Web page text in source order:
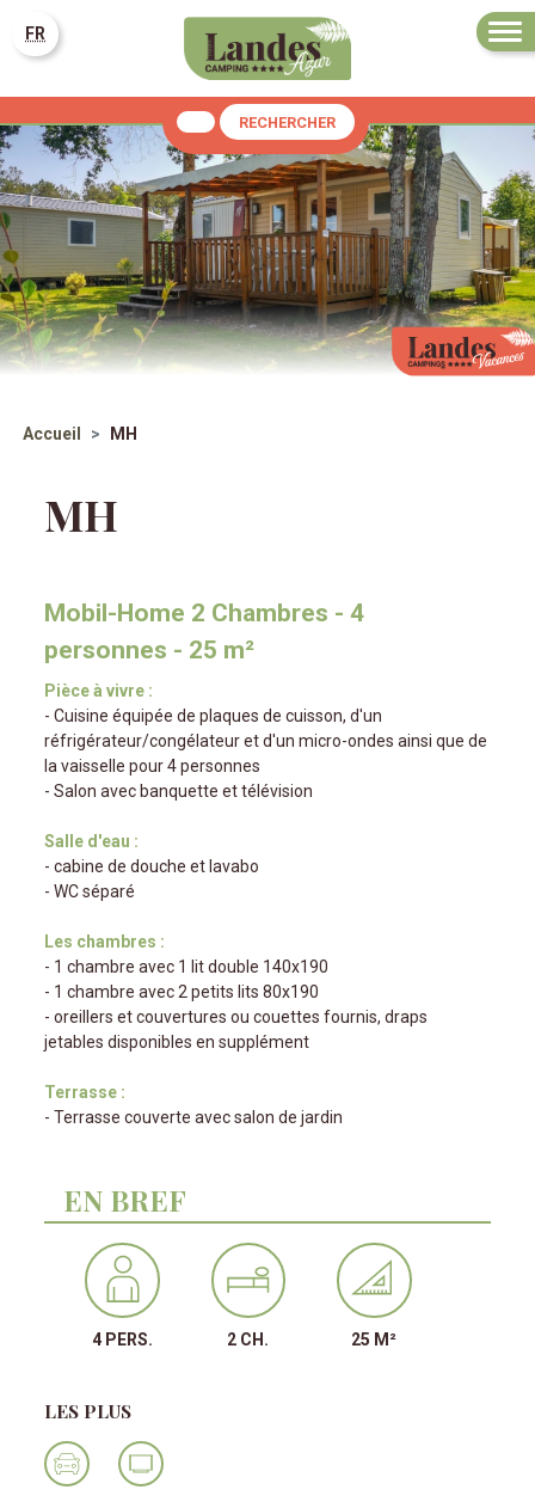
FR
RECHERCHER
Accueil MH
MH
Mobil-Home 2 Chambres - 4
personnes - 25 m²
Pièce à vivre :
- Cuisine équipée de plaques de cuisson, d'un
réfrigérateur/congélateur et d'un micro-ondes ainsi que de
la vaisselle pour 4 personnes
- Salon avec banquette et télévision
Salle d'eau :
- cabine de douche et lavabo
- WC séparé
Les chambres :
- 1 chambre avec 1 lit double 140x190
- 1 chambre avec 2 petits lits 80x190
- oreillers et couvertures ou couettes fournis, draps
jetables disponibles en supplément
Terrasse :
- Terrasse couverte avec salon de jardin
EN BREF
4 PERS. 2 CH. 25 M²
LES PLUS